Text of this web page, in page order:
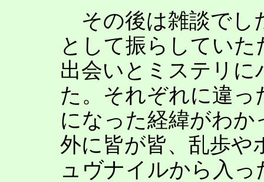
その後は雑談でし
として振らしてい
出会いとミステリ
た。それぞれに違
になった経緯がわ
外に皆が皆、乱歩や
ュヴナイルから入